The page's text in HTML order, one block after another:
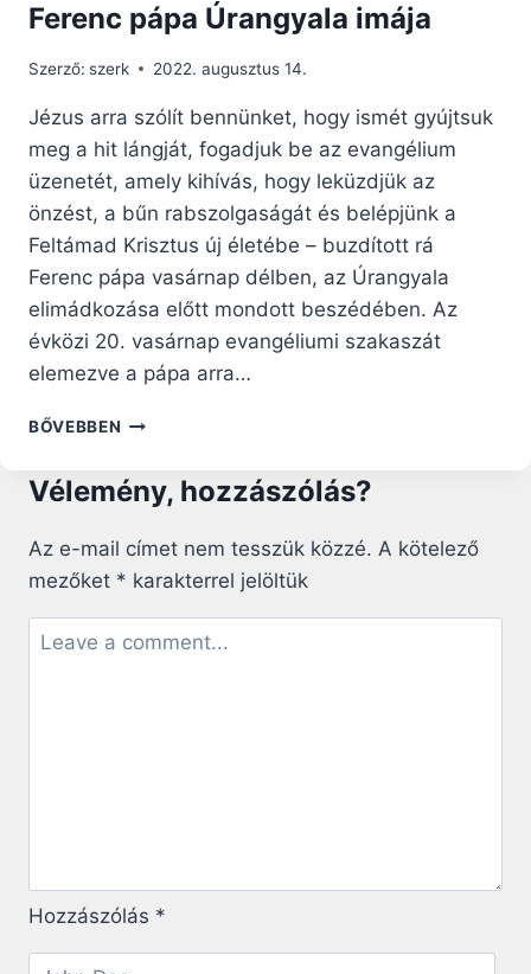
Ferenc pápa Úrangyala imája
Szerző: szerk 2022. augusztus 14.
Jézus arra szólít bennünket, hogy ismét gyújtsuk
meg a hit lángját, fogadjuk be az evangélium
üzenetét, amely kihívás, hogy leküzdjük az
önzést, a bűn rabszolgaságát és belépjünk a
Feltámad Krisztus új életébe – buzdított rá
Ferenc pápa vasárnap délben, az Úrangyala
elimádkozása előtt mondott beszédében. Az
évközi 20. vasárnap evangéliumi szakaszát
elemezve a pápa arra…
BŐVEBBEN LOBBANTSON
ISTEN
A
TÜZE!
FERENC
PÁPA
Vélemény, hozzászólás?
Az e-mail címet nem tesszük közzé. A kötelező
mezőket * karakterrel jelöltük
Hozzászólás *